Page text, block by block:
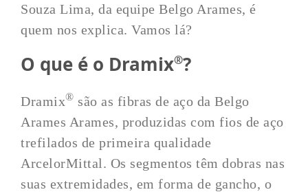
Souza Lima, da equipe Belgo Arames, é
quem nos explica. Vamos lá?
O que é o Dramix®?
Dramix® são as fibras de aço da Belgo
Arames Arames, produzidas com fios de aço
trefilados de primeira qualidade
ArcelorMittal. Os segmentos têm dobras nas
suas extremidades, em forma de gancho, o